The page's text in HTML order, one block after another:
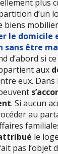
plus
d’un
biens
le domicile
sans être
d’abord si
aux
eux.
. Si aucun
au
le
pas l’objet